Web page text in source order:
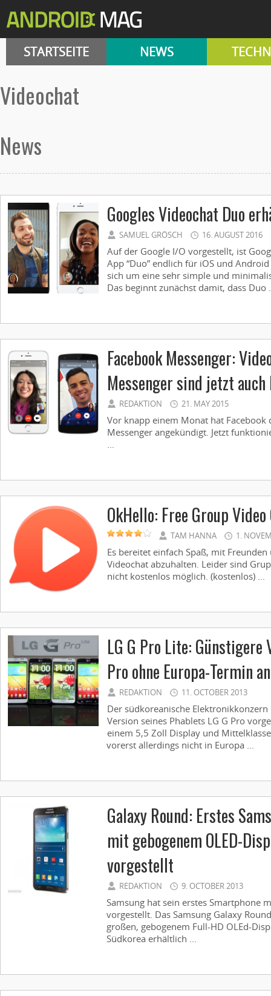
STARTSEITE NEWS
videochat
News
Googles Videochat Duo
SAMUEL GRÖSCH 16. AUGUST 2016
Auf der Google I/O vorgestellt, ist
App “Duo” endlich für iOS und
sich um eine sehr simple und
Das beginnt zunächst damit, dass Duo
Facebook Messenger:
Messenger sind jetzt
REDAKTION 21. MAY 2015
Vor knapp einem Monat hat
Messenger angekündigt. Jetzt
...
OkHello: Free Group
TAM HANNA 1.
Es bereitet einfach Spaß, mit
Videochat abzuhalten. Leider sind
nicht kostenlos möglich. (kostenlos) ...
LG G Pro Lite: Günstigere
Pro ohne Europa-Termin
REDAKTION 11. OCTOBER 2013
Der südkoreanische
Version seines Phablets LG G Pro
einem 5,5 Zoll Display und
vorerst allerdings nicht in Europa ...
Galaxy Round: Erstes
mit gebogenem OLED-
vorgestellt
REDAKTION 9. OCTOBER 2013
Samsung hat sein erstes Smartphone
vorgestellt. Das Samsung Galaxy
großen, gebogenem Full-HD OLEd-
Südkorea erhältlich ...